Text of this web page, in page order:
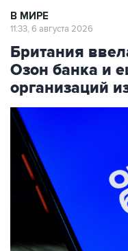
В МИРЕ
11:33, 6 августа 2026
Британия
Озон банка и
организаций